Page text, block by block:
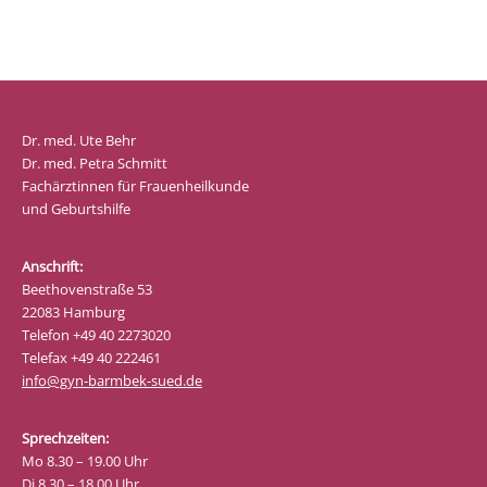
Dr. med. Ute Behr
Dr. med. Petra Schmitt
Fachärztinnen für Frauenheilkunde
und Geburtshilfe
Anschrift:
Beethovenstraße 53
22083 Hamburg
Telefon +49 40 2273020
Telefax +49 40 222461
info@gyn-barmbek-sued.de
Sprechzeiten:
Mo 8.30 – 19.00 Uhr